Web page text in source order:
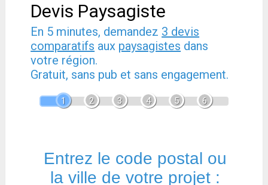
Devis Paysagiste
En 5 minutes, demandez 3 devis
comparatifs aux paysagistes dans
votre région.
Gratuit, sans pub et sans engagement.
1 2 3 4 5 6
Entrez le code postal ou
la ville de votre projet :